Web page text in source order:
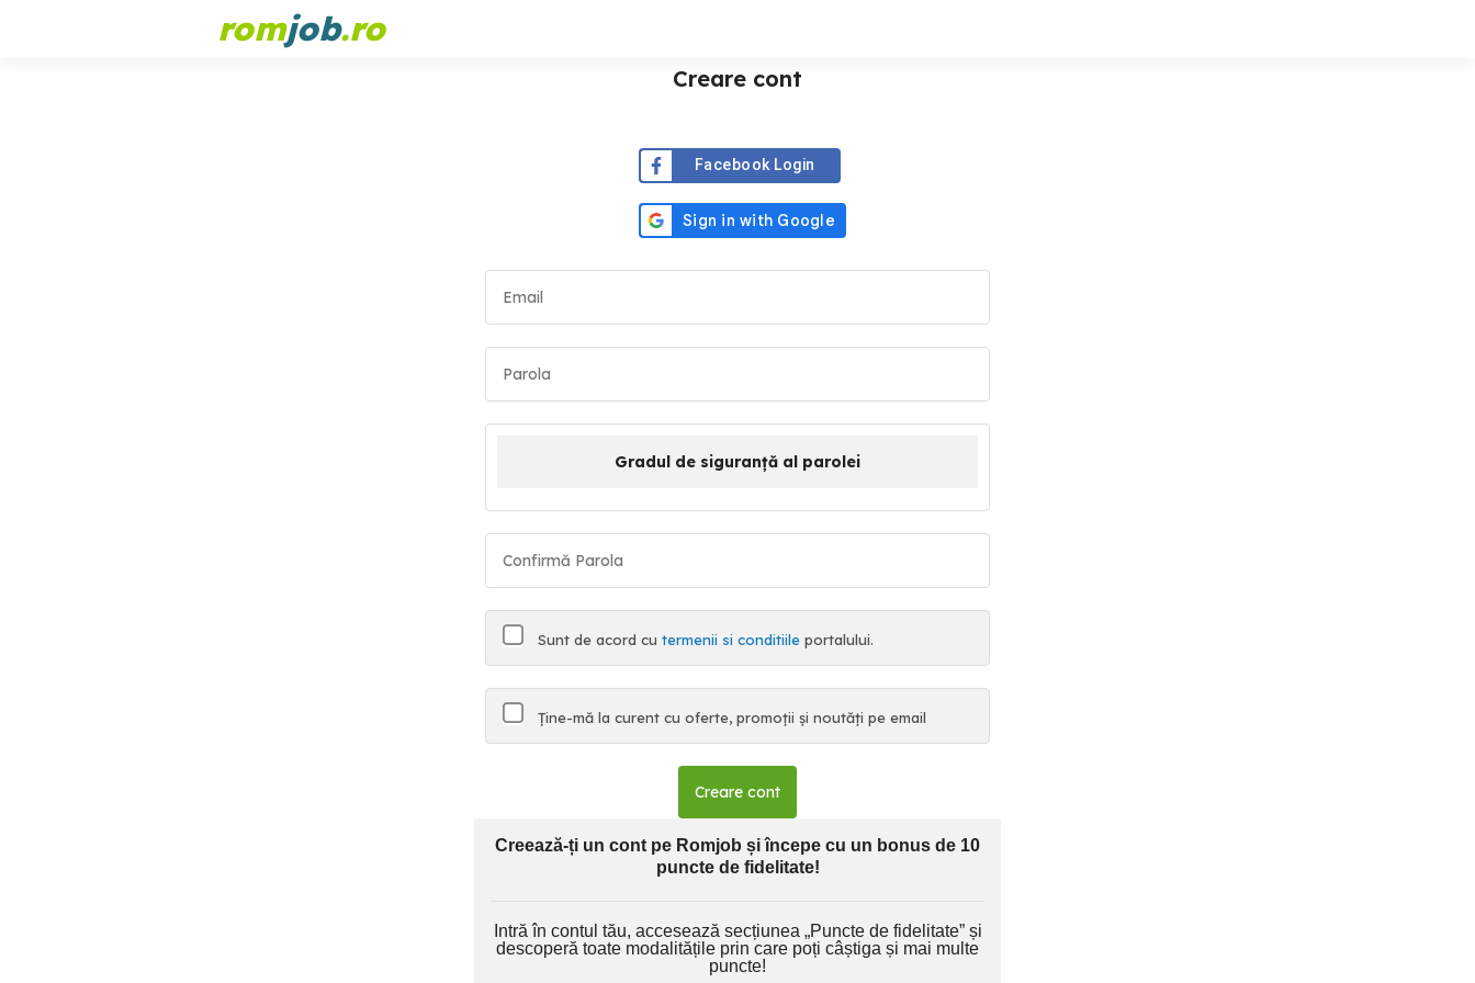
romjob.ro
Creare cont
Facebook Login
Gradul de siguranță al parolei
Sunt de acord cu termenii si conditiile portalului.
Ține-mă la curent cu oferte, promoții și noutăți pe email
Creare cont
Creează-ți un cont pe Romjob și începe cu un bonus de 10
puncte de fidelitate!
Intră în contul tău, accesează secțiunea „Puncte de fidelitate” și
descoperă toate modalitățile prin care poți câștiga și mai multe
puncte!